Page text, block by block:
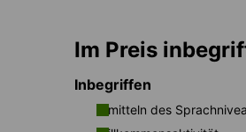
Im Preis
Inbegriffen
Ermitteln des